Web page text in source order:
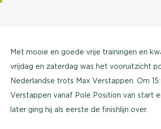
Met mooie en goede vrije trainingen en
vrijdag en zaterdag was het vooruitzicht
Nederlandse trots Max Verstappen. Om
Verstappen vanaf Pole Position van start
later ging hij als eerste de finishlijn over.